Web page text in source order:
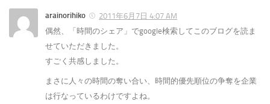
arainorihiko
2011年6月7日 4:07 AM
偶然、「時間のシェア」でgoogle検索してこのブログを読ま
せていただきました。
すごく共感しました。
まさに人々の時間の奪い合い、時間的優先順位の争奪を企業
は行なっているわけですよね。